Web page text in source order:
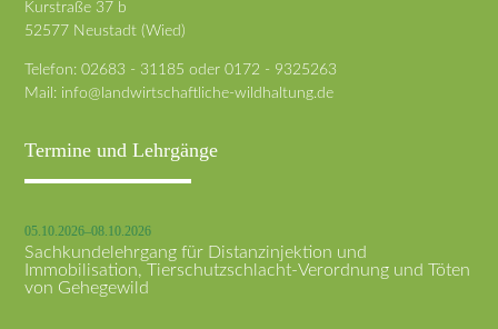
Kurstraße 37 b
52577 Neustadt (Wied)
Telefon:02683 - 31185 oder0172 - 9325263
Mail: info@landwirtschaftliche-wildhaltung.de
Termine und Lehrgänge
05.10.2026–08.10.2026
Sachkundelehrgang für Distanzinjektion und
Immobilisation, Tierschutzschlacht-Verordnung und Töten
von Gehegewild